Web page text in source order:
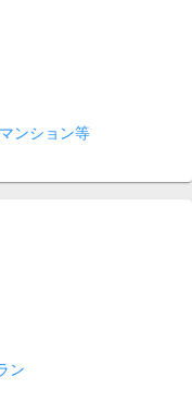
ンション等
ン